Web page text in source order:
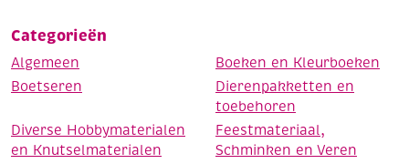
Categorieën
Algemeen
Boeken en Kleurboeken
Boetseren
Dierenpakketten en
toebehoren
Diverse Hobbymaterialen
en Knutselmaterialen
Feestmateriaal,
Schminken en Veren